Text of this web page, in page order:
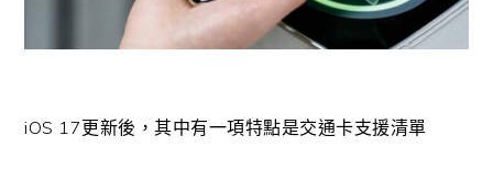
iOS 17更新後，其中有一項特點是交通卡支援清單